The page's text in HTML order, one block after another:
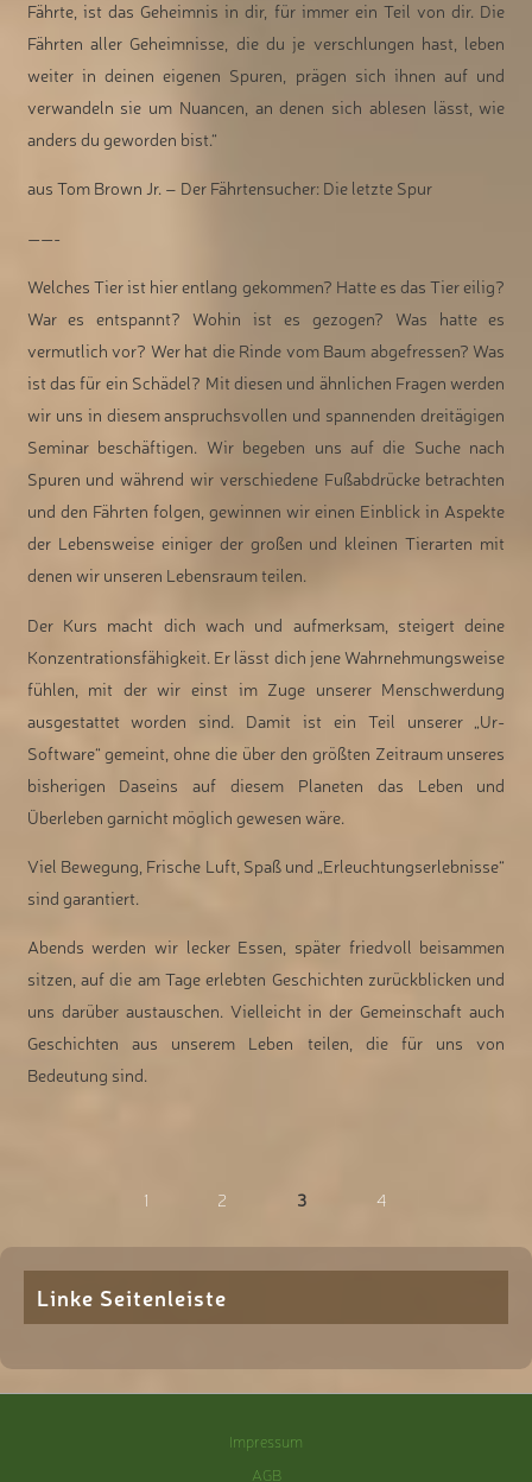
Fährte, ist das Geheimnis in dir, für immer ein Teil von dir. Die
Fährten aller Geheimnisse, die du je verschlungen hast, leben
weiter in deinen eigenen Spuren, prägen sich ihnen auf und
verwandeln sie um Nuancen, an denen sich ablesen lässt, wie
anders du geworden bist.“
aus Tom Brown Jr. – Der Fährtensucher: Die letzte Spur
——-
Welches Tier ist hier entlang gekommen? Hatte es das Tier eilig?
War es entspannt? Wohin ist es gezogen? Was hatte es
vermutlich vor? Wer hat die Rinde vom Baum abgefressen? Was
ist das für ein Schädel? Mit diesen und ähnlichen Fragen werden
wir uns in diesem anspruchsvollen und spannenden dreitägigen
Seminar beschäftigen. Wir begeben uns auf die Suche nach
Spuren und während wir verschiedene Fußabdrücke betrachten
und den Fährten folgen, gewinnen wir einen Einblick in Aspekte
der Lebensweise einiger der großen und kleinen Tierarten mit
denen wir unseren Lebensraum teilen.
Der Kurs macht dich wach und aufmerksam, steigert deine
Konzentrationsfähigkeit. Er lässt dich jene Wahrnehmungsweise
fühlen, mit der wir einst im Zuge unserer Menschwerdung
ausgestattet worden sind. Damit ist ein Teil unserer „Ur-
Software“ gemeint, ohne die über den größten Zeitraum unseres
bisherigen Daseins auf diesem Planeten das Leben und
Überleben garnicht möglich gewesen wäre.
Viel Bewegung, Frische Luft, Spaß und „Erleuchtungserlebnisse“
sind garantiert.
Abends werden wir lecker Essen, später friedvoll beisammen
sitzen, auf die am Tage erlebten Geschichten zurückblicken und
uns darüber austauschen. Vielleicht in der Gemeinschaft auch
Geschichten aus unserem Leben teilen, die für uns von
Bedeutung sind.
1 2 3 4
Linke Seitenleiste
Impressum
AGB